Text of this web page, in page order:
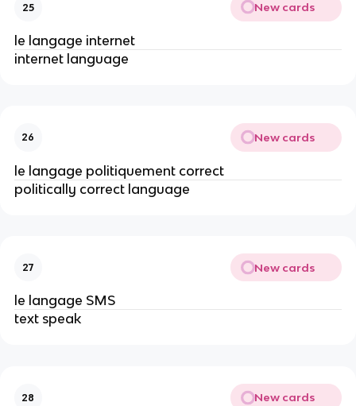
25 New cards
le langage internet
internet language
26 New cards
le langage politiquement correct
politically correct language
27 New cards
le langage SMS
text speak
28 New cards